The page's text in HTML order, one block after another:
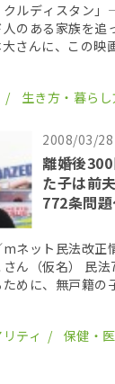
ルディスタン
のある家族を追
さんに、この映
と、自分自身の
生き方・暮ら
2008/03/
離婚後
た子は前
772条問
ネット民法改正
仮名） 民法
めに、無戸籍の
ティ
保健・